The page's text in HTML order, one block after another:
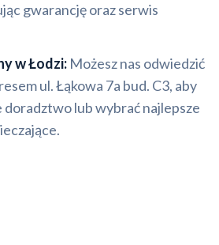
gwarancję oraz serwis
w Łodzi: Możesz nas odwiedzić
ul. Łąkowa 7a bud. C3, aby
doradztwo lub wybrać najlepsze